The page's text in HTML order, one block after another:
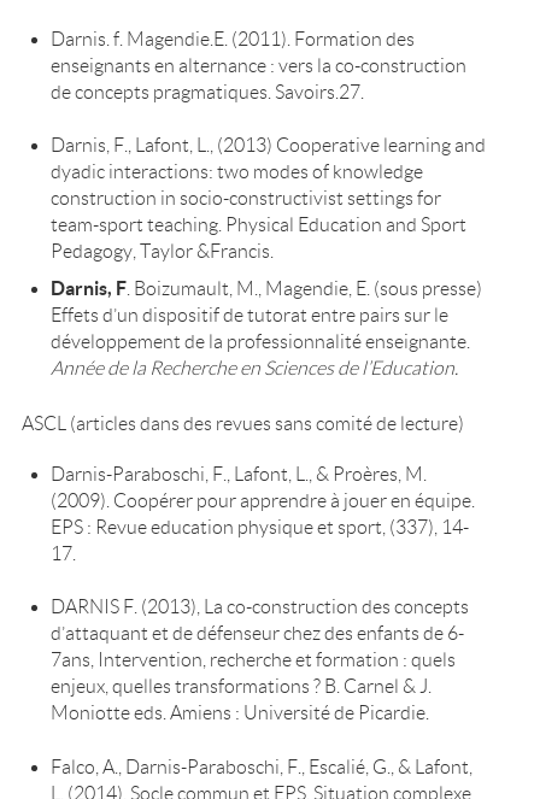
Darnis. f. Magendie.E. (2011). Formation des
enseignants en alternance : vers la co-construction
de concepts pragmatiques. Savoirs.27.
Darnis, F., Lafont, L., (2013) Cooperative learning and
dyadic interactions: two modes of knowledge
construction in socio-constructivist settings for
team-sport teaching. Physical Education and Sport
Pedagogy, Taylor &Francis.
Darnis, F. Boizumault, M., Magendie, E. (sous presse)
Effets d’un dispositif de tutorat entre pairs sur le
développement de la professionnalité enseignante.
Année de la Recherche en Sciences de l’Education.
ASCL (articles dans des revues sans comité de lecture)
Darnis-Paraboschi, F., Lafont, L., & Proères, M.
(2009). Coopérer pour apprendre à jouer en équipe.
EPS : Revue education physique et sport, (337), 14-
17.
DARNIS F. (2013), La co-construction des concepts
d’attaquant et de défenseur chez des enfants de 6-
7ans, Intervention, recherche et formation : quels
enjeux, quelles transformations ? B. Carnel & J.
Moniotte eds. Amiens : Université de Picardie.
Falco, A., Darnis-Paraboschi, F., Escalié, G., & Lafont,
L. (2014). Socle commun et EPS. Situation complexe